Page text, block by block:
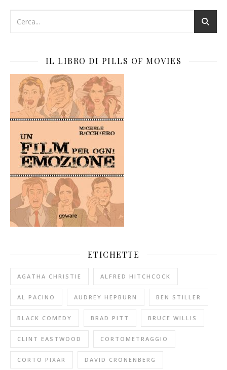
IL LIBRO DI PILLS OF MOVIES
ETICHETTE
AGATHA CHRISTIE ALFRED HITCHCOCK
AL PACINO AUDREY HEPBURN BEN STILLER
BLACK COMEDY BRAD PITT BRUCE WILLIS
CLINT EASTWOOD CORTOMETRAGGIO
CORTO PIXAR DAVID CRONENBERG